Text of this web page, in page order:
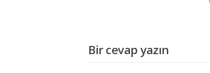
Bir cevap yazın